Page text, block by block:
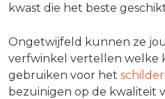
kwast die het beste
Ongetwijfeld kunnen ze
verfwinkel vertellen welke
gebruiken voor het
bezuinigen op de kwaliteit